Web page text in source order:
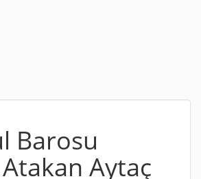
Barosu
Aytaç